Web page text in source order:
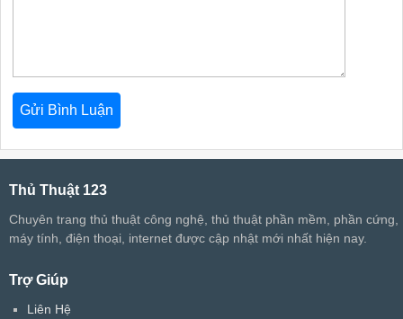
Thủ Thuật 123
Chuyên trang thủ thuật công nghệ, thủ thuật phần mềm, phần cứng,
máy tính, điện thoại, internet được cập nhật mới nhất hiện nay.
Trợ Giúp
Liên Hệ